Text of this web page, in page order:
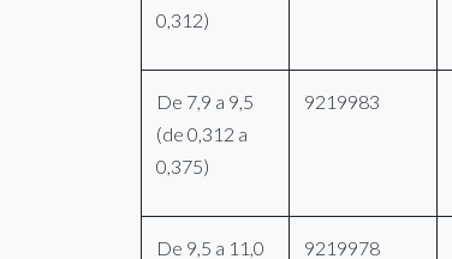
0,312)
De 7,9 a 9,5
(de 0,312 a
0,375)
9219983
De 9,5 a 11,0
9219978